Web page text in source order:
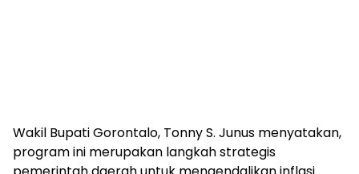
Wakil Bupati Gorontalo, Tonny S. Junus menyatakan,
program ini merupakan langkah strategis